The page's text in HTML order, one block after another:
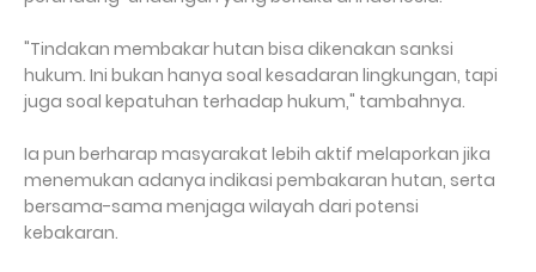
"Tindakan membakar hutan bisa dikenakan sanksi
hukum. Ini bukan hanya soal kesadaran lingkungan, tapi
juga soal kepatuhan terhadap hukum," tambahnya.
Ia pun berharap masyarakat lebih aktif melaporkan jika
menemukan adanya indikasi pembakaran hutan, serta
bersama-sama menjaga wilayah dari potensi
kebakaran.